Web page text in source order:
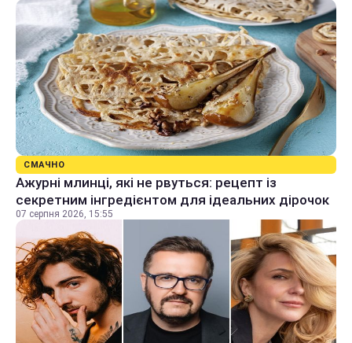
СМАЧНО
Ажурні млинці, які не рвуться: рецепт із
секретним інгредієнтом для ідеальних дірочок
07 серпня 2026, 15:55